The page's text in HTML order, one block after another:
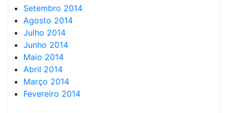
Setembro 2014
Agosto 2014
Julho 2014
Junho 2014
Maio 2014
Abril 2014
Março 2014
Fevereiro 2014